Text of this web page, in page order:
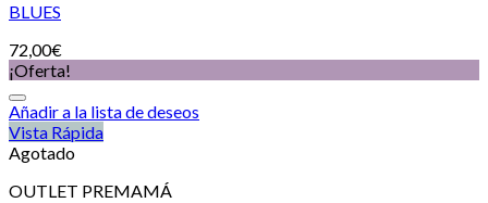
BLUES
72,00€
¡Oferta!
Añadir a la lista de deseos
Vista Rápida
Agotado
OUTLET PREMAMÁ